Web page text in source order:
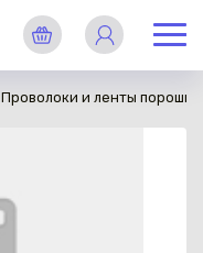
Проволоки и ленты